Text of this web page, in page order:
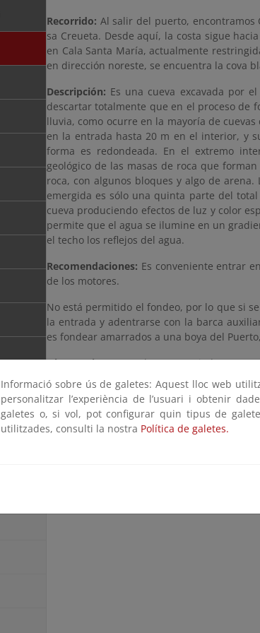
Recorrido: Al salir del puerto, encontramos
sa Creueta. Desde aquí, la costa sigue
en Cala Santa María, actualmente
en dirección noreste, se encuentra la cova
Descripción: Es una cueva excavada por
descartar totalmente que en el proceso de
lluvia, como ocurre en la mayoría de
en la entrada hasta 20 m en el interior, y
forma es redondeada. En el extremo
geológico de las masas de roca que
roca, con algunos bloques y algo de
emergida es sólo una quinta parte del
cueva produciendo efectos de luz y color
permite que el agua se ilumine en un
el techo los reflejos del agua.
Recomendaciones: Es conveniente entrar
de los motores.
No está permitido el fondeo, por lo que si
la entrada y adentrarse con la barca
es fondear amarrados a una boya del
Observaciones:sendero autoguiado, no es
Informació sobre ús de galetes: Aquest lloc web
personalitzar l’experiència de l’usuari i obtenir
galetes o, si vol, pot configurar quin tipus de
utilitzades, consulti la nostra Política de galetes.